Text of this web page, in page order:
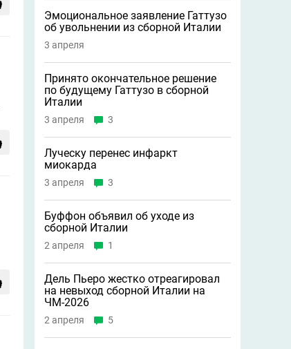
Эмоциональное заявление Гаттузо
об увольнении из сборной Италии
3 апреля
Принято окончательное решение
по будущему Гаттузо в сборной
Италии
3 апреля 3
Луческу перенес инфаркт
миокарда
3 апреля 3
Буффон объявил об уходе из
сборной Италии
2 апреля 1
Дель Пьеро жестко отреагировал
на невыход сборной Италии на
ЧМ-2026
2 апреля 5